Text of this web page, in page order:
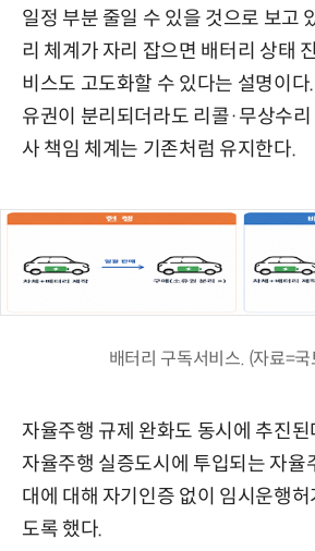
일정 부분 줄일 수 있을 것으로 보고
리 체계가 자리 잡으면 배터리 상태
비스도 고도화할 수 있다는 설명이
유권이 분리되더라도 리콜·무상수
사 책임 체계는 기존처럼 유지한다.
배터리 구독서비스. (자료=
자율주행 규제 완화도 동시에 추진
자율주행 실증도시에 투입되는 자
대에 대해 자기인증 없이 임시운행
도록 했다.